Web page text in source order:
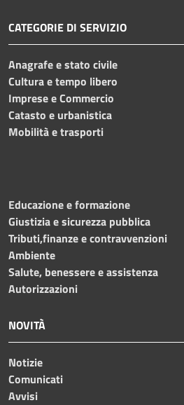
CATEGORIE DI SERVIZIO
Anagrafe e stato civile
Cultura e tempo libero
Imprese e Commercio
Catasto e urbanistica
Mobilità e trasporti
Educazione e formazione
Giustizia e sicurezza pubblica
Tributi,finanze e contravvenzioni
Ambiente
Salute, benessere e assistenza
Autorizzazioni
NOVITÀ
Notizie
Comunicati
Avvisi